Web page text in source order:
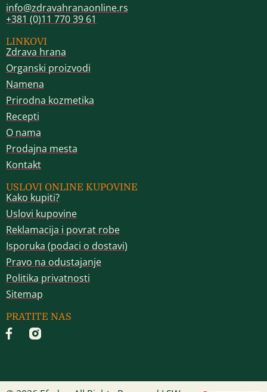
info@zdravahranaonline.rs
+381 (0)11 770 39 61
LINKOVI
Zdrava hrana
Organski proizvodi
Namena
Prirodna kozmetika
Recepti
O nama
Prodajna mesta
Kontakt
USLOVI ONLINE KUPOVINE
Kako kupiti?
Uslovi kupovine
Reklamacija i povrat robe
Isporuka (podaci o dostavi)
Pravo na odustajanje
Politika privatnosti
Sitemap
PRATITE NAS